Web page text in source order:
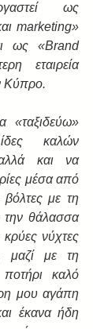
ως
marketing»
ως «Brand
εταιρεία
Κύπρο.
«ταξιδεύω»
καλών
αλλά και να
μέσα από
με τη
την θάλασσα
νύχτες
μαζί με τη
καλό
μου αγάπη
έκανα ήδη